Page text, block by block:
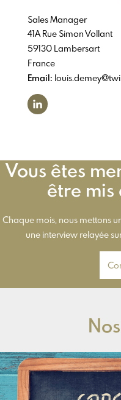
Sales Manager
41A Rue Simon Vollant
59130 Lambersart
France
Email:
Vous êtes
être mis
Chaque mois, nous mettons
une interview relayée